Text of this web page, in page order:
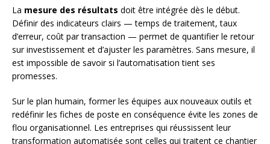
La mesure des résultats doit être intégrée dès le début.
Définir des indicateurs clairs — temps de traitement, taux
d’erreur, coût par transaction — permet de quantifier le retour
sur investissement et d’ajuster les paramètres. Sans mesure, il
est impossible de savoir si l’automatisation tient ses
promesses.
Sur le plan humain, former les équipes aux nouveaux outils et
redéfinir les fiches de poste en conséquence évite les zones de
flou organisationnel. Les entreprises qui réussissent leur
transformation automatisée sont celles qui traitent ce chantier